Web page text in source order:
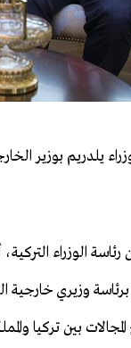
الوزراء
وزيري خارجية
بين تركيا